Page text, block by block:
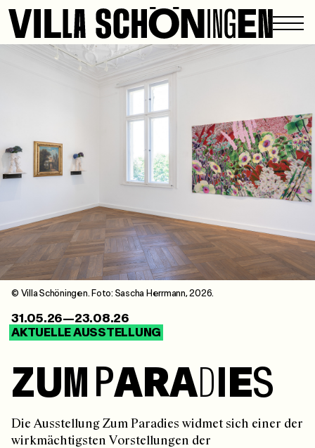
© Villa Schöningen. Foto: Sascha Herrmann, 2026.
31.05.26—23.08.26
AKTUELLE AUSSTELLUNG
ZU M PARAD ES
Die Ausstellung Zum Paradies widmet sich einer der
wirkmächtigsten Vorstellungen der